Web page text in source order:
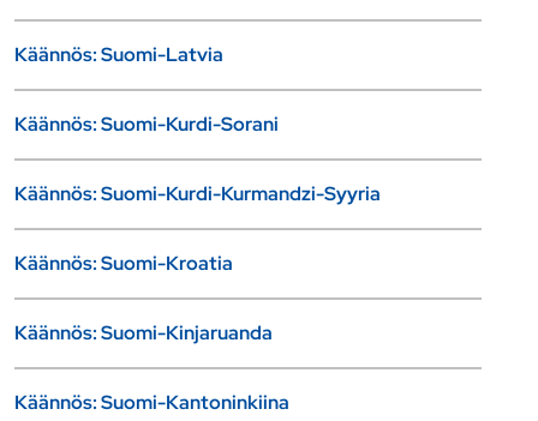
Käännös: Suomi-Latvia
Käännös: Suomi-Kurdi-Sorani
Käännös: Suomi-Kurdi-Kurmandzi-Syyria
Käännös: Suomi-Kroatia
Käännös: Suomi-Kinjaruanda
Käännös: Suomi-Kantoninkiina